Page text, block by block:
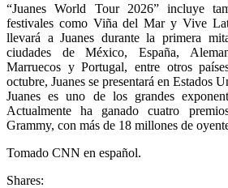
“Juanes World Tour 2026” incluye
festivales como Viña del Mar y Vive
llevará a Juanes durante la primera
ciudades de México, España,
Marruecos y Portugal, entre otros
octubre, Juanes se presentará en Estados
Juanes es uno de los grandes
Actualmente ha ganado cuatro
Grammy, con más de 18 millones de
Tomado CNN en español.
Shares: